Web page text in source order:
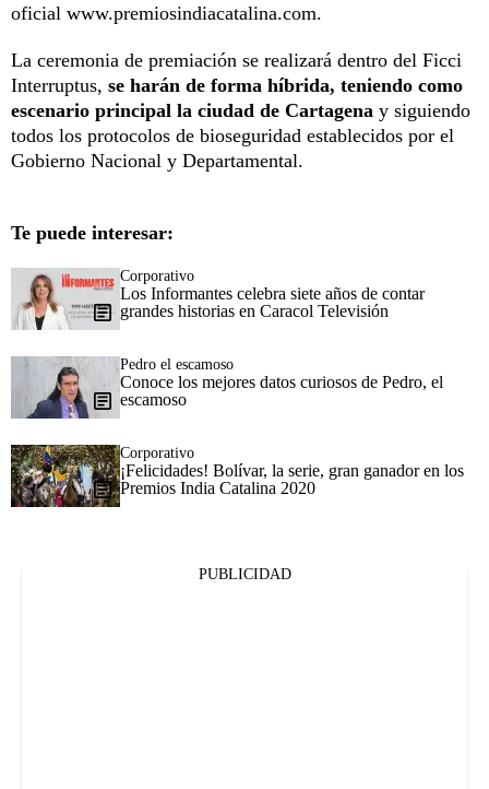
oficial www.premiosindiacatalina.com.
La ceremonia de premiación se realizará dentro del Ficci
Interruptus, se harán de forma híbrida, teniendo como
escenario principal la ciudad de Cartagena y siguiendo
todos los protocolos de bioseguridad establecidos por el
Gobierno Nacional y Departamental.
Te puede interesar:
Corporativo
Los Informantes celebra siete años de contar
grandes historias en Caracol Televisión
Pedro el escamoso
Conoce los mejores datos curiosos de Pedro, el
escamoso
Corporativo
¡Felicidades! Bolívar, la serie, gran ganador en los
Premios India Catalina 2020
PUBLICIDAD